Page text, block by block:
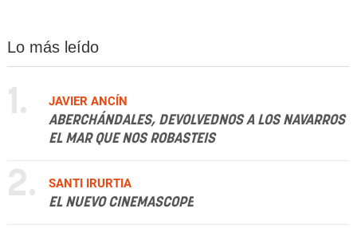
Lo más leído
1.
JAVIER ANCÍN
ABERCHÁNDALES, DEVOLVEDNOS A LOS NAVARROS
EL MAR QUE NOS ROBASTEIS
2.
SANTI IRURTIA
EL NUEVO CINEMASCOPE